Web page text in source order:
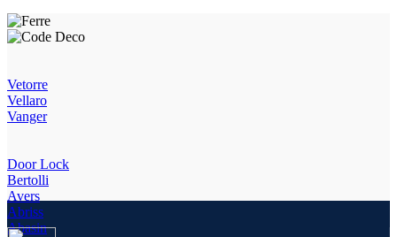
Vetorre
Vellaro
Vanger
Door Lock
Bertolli
Avers
Abriss
Abasin